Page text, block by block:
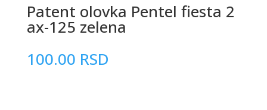
Patent olovka Pentel fiesta 2
ax-125 zelena
100.00 RSD